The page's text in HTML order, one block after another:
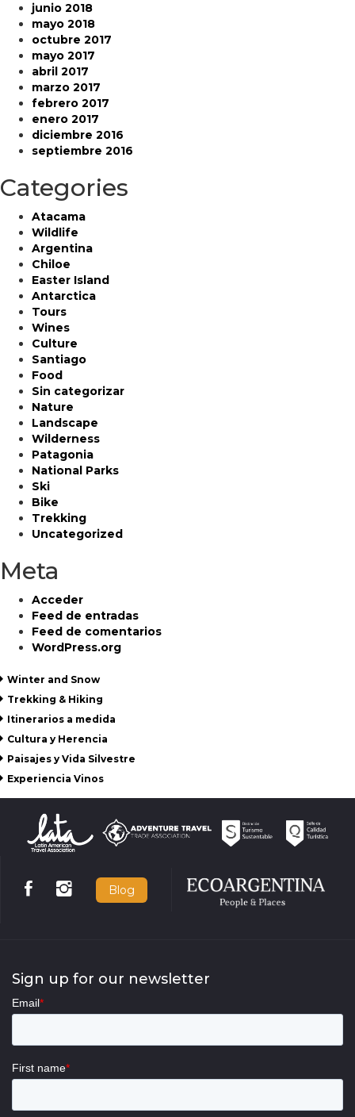
junio 2018
mayo 2018
octubre 2017
mayo 2017
abril 2017
marzo 2017
febrero 2017
enero 2017
diciembre 2016
septiembre 2016
Categories
Atacama
Wildlife
Argentina
Chiloe
Easter Island
Antarctica
Tours
Wines
Culture
Santiago
Food
Sin categorizar
Nature
Landscape
Wilderness
Patagonia
National Parks
Ski
Bike
Trekking
Uncategorized
Meta
Acceder
Feed de entradas
Feed de comentarios
WordPress.org
Winter and Snow
Trekking & Hiking
Itinerarios a medida
Cultura y Herencia
Paisajes y Vida Silvestre
Experiencia Vinos
Blog
Sign up for our newsletter